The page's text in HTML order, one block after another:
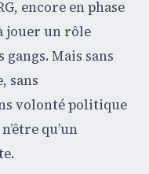
encore en phase
jouer un rôle
Mais sans
sans
volonté politique
qu’un